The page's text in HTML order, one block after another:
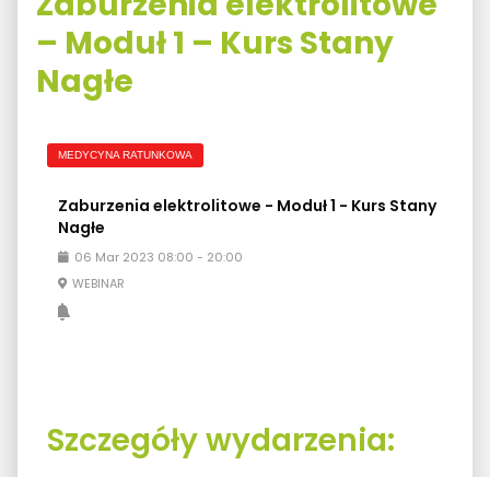
– Moduł 1 – Kurs Stany
Nagłe
MEDYCYNA RATUNKOWA
Zaburzenia elektrolitowe - Moduł 1 - Kurs Stany
Nagłe
06 Mar 2023 08:00 - 20:00
WEBINAR
Szczegóły wydarzenia: